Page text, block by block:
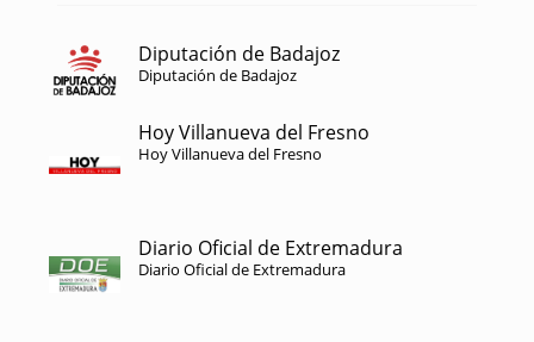
Diputación de Badajoz
Diputación de Badajoz
Hoy Villanueva del Fresno
Hoy Villanueva del Fresno
Diario Oficial de Extremadura
Diario Oficial de Extremadura